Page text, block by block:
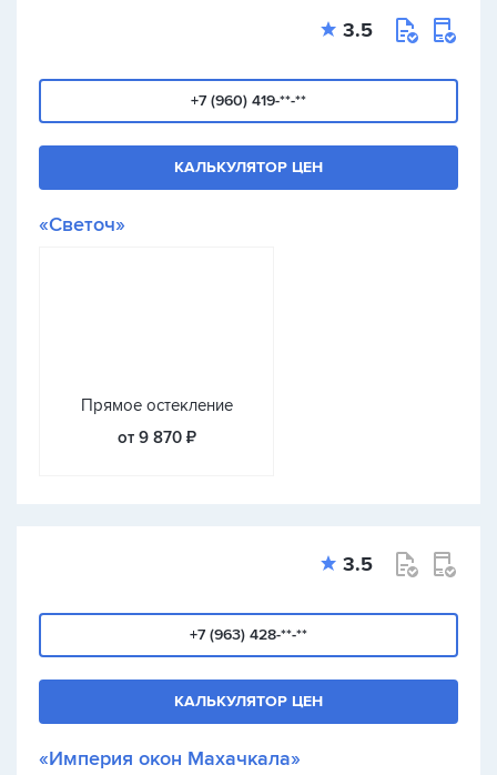
3.5
+7 (960) 419-**-**
КАЛЬКУЛЯТОР ЦЕН
«Светоч»
Прямое остекление
от 9 870 ₽
3.5
+7 (963) 428-**-**
КАЛЬКУЛЯТОР ЦЕН
«Империя окон Махачкала»